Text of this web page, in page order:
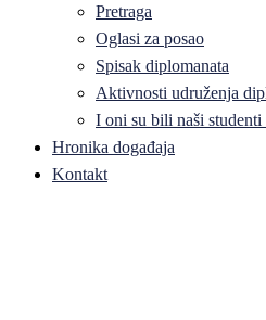
Pretraga
Oglasi za posao
Spisak diplomanata
Aktivnosti udruženja
I oni su bili naši
Hronika događaja
Kontakt